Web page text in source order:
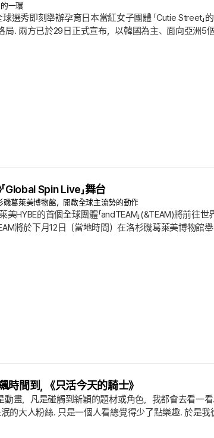
一環
選秀即刻舉辦孕育日本當紅女子團體 「Cutie Street」
局. 兩方已於29日正式宣布，以韓國為主、面向亞洲
Global Spin Live」舞台
葛萊美博物館，開啟全球主流勢的動作
HYBE的首個全球團體「andTEAM」(&TEAM)將前
將於下月12日（當地時間）在洛杉磯葛萊美博物館
時間到，《只活今天的騎士》
畫，凡是碰觸到新穎的題材或角色，我都會去看一
的大人粉絲. 只是一個人看總覺得少了點樂趣. 於是